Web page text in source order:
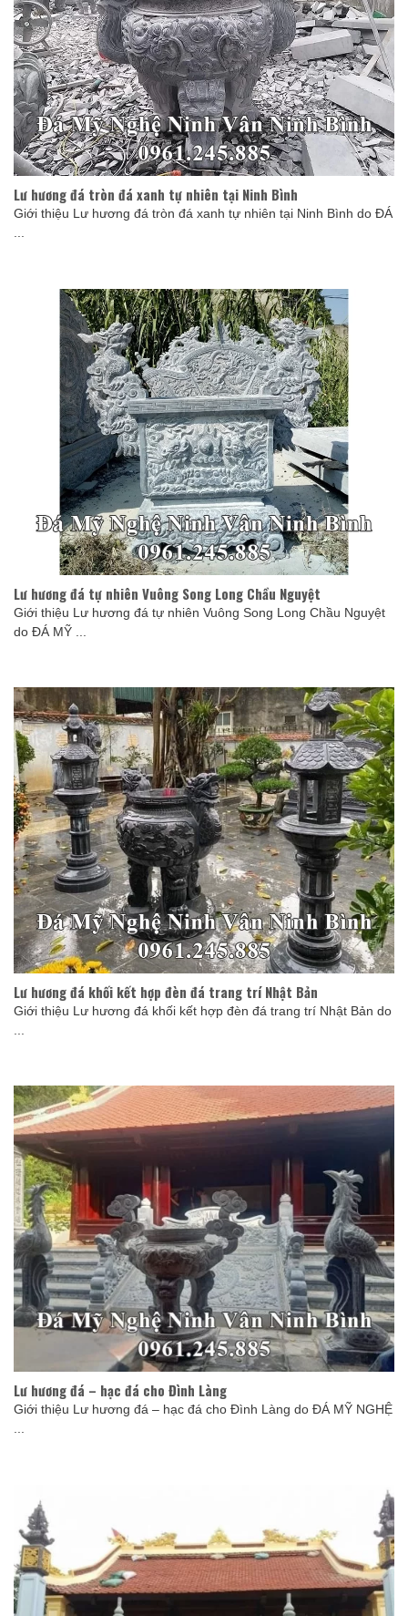
Lư hương đá tròn đá xanh tự nhiên tại Ninh Bình
Giới thiệu Lư hương đá tròn đá xanh tự nhiên tại Ninh Bình do ĐÁ
...
Lư hương đá tự nhiên Vuông Song Long Chầu Nguyệt
Giới thiệu Lư hương đá tự nhiên Vuông Song Long Chầu Nguyệt
do ĐÁ MỸ ...
Lư hương đá khối kết hợp đèn đá trang trí Nhật Bản
Giới thiệu Lư hương đá khối kết hợp đèn đá trang trí Nhật Bản do
...
Lư hương đá – hạc đá cho Đình Làng
Giới thiệu Lư hương đá – hạc đá cho Đình Làng do ĐÁ MỸ NGHỆ
...